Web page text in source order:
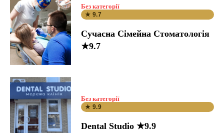
Без категорії
★ 9.7
Сучасна Сімейна Стоматологія
★9.7
Без категорії
★ 9.9
Dental Studio ★9.9